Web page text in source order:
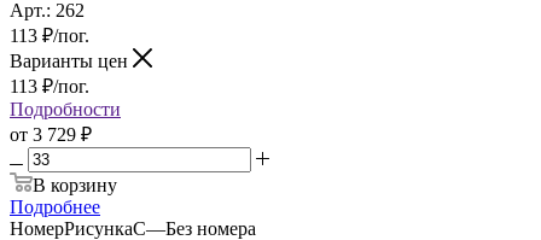
Арт.: 262
113 ₽/пог.
Варианты цен
113 ₽/пог.
Подробности
от 3 729 ₽
В корзину
Подробнее
НомерРисункаС—Без номера